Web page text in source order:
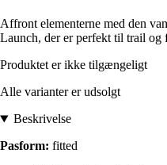
Affront elementerne med den
Launch, der er perfekt til trail og
Produktet er ikke tilgængeligt
Alle varianter er udsolgt
Beskrivelse
Pasform: fitted